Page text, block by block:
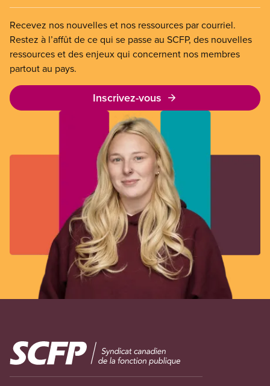
Recevez nos nouvelles et nos ressources par courriel.
Restez à l’affût de ce qui se passe au SCFP, des nouvelles
ressources et des enjeux qui concernent nos membres
partout au pays.
Inscrivez-vous
Image